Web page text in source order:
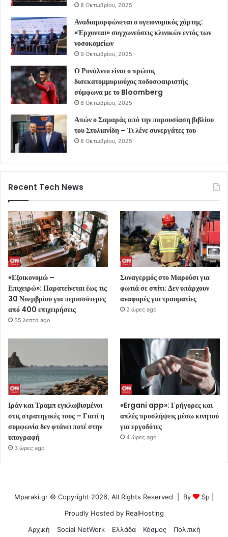
8 Οκτωβρίου, 2025
Αναδιαμορφώνεται ο υγειονομικός χάρτης:
«Έρχονται» συγχωνεύσεις κλινικών εντός των
νοσοκομείων
9 Οκτωβρίου, 2025
Ο Ρονάλντο είναι ο πρώτος
δισεκατομμυριούχος ποδοσφαιριστής
σύμφωνα με το Bloomberg
8 Οκτωβρίου, 2025
Απών ο Σαμαράς από την παρουσίαση βιβλίου
του Στυλιανίδη – Τι λένε συνεργάτες του
8 Οκτωβρίου, 2025
Recent Tech News
«Εξοικονομώ –
Επιχειρώ»: Παρατείνεται έως τις
30 Νοεμβρίου για περισσότερες
από 400 επιχειρήσεις
55 λεπτά ago
Συναγερμός στο Μαρούσι για
φωτιά σε σπίτι: Δεν υπάρχουν
αναφορές για τραυματίες
2 ώρες ago
Ιράν και Τραμπ εγκλωβισμένοι
στις στρατηγικές τους – Γιατί η
συμφωνία δεν φτάνει ποτέ στην
υπογραφή
3 ώρες ago
«Ergani app»: Γρήγορες και
απλές προσλήψεις μέσω κινητού
για εργοδότες
4 ώρες ago
Mparaki.gr © Copyright 2026, All Rights Reserved | By Sp
Proudly Hosted by RealHosting
Αρχική
Social NetWork Ελλάδα Κόσμος Πολιτική